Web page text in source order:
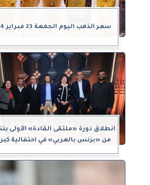
سعر الذهب اليوم الجمعة 23 فبراير 2024
انطلاق دورة «ملتقى القادة» الأولى
من «بزنس بالعربي» في احتفالية